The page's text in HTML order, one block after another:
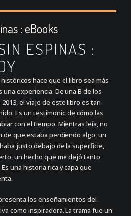
: eBooks
ESPINAS :
hace que el libro sea más
experiencia. De una B de los
2013, el viaje de este libro es tan
Es un testimonio de cómo las
con el tiempo. Mientras leía, no
de que estaba perdiendo algo, un
justo debajo de la superficie,
un hecho que me dejó tanto
una historia rica y capa que
los enseñamientos del
como inspiradora. La trama fue un